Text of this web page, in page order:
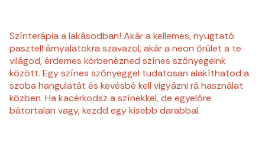
Színterápia a lakásodban! Akár a kellemes, nyugtató
pasztell árnyalatokra szavazol, akár a neon őrület a te
világod, érdemes körbenézned színes szőnyegeink
között. Egy színes szőnyeggel tudatosan alakíthatod a
szoba hangulatát és kevésbé kell vigyázni rá használat
közben. Ha kacérkodsz a színekkel, de egyelőre
bátortalan vagy, kezdd egy kisebb darabbal.